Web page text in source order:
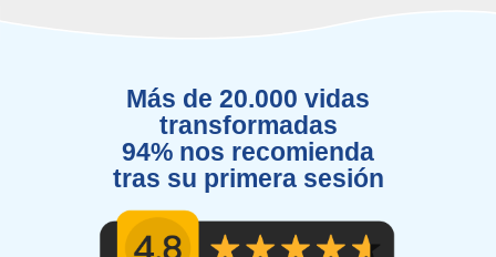
Más de 20.000 vidas
transformadas
94% nos recomienda
tras su primera sesión